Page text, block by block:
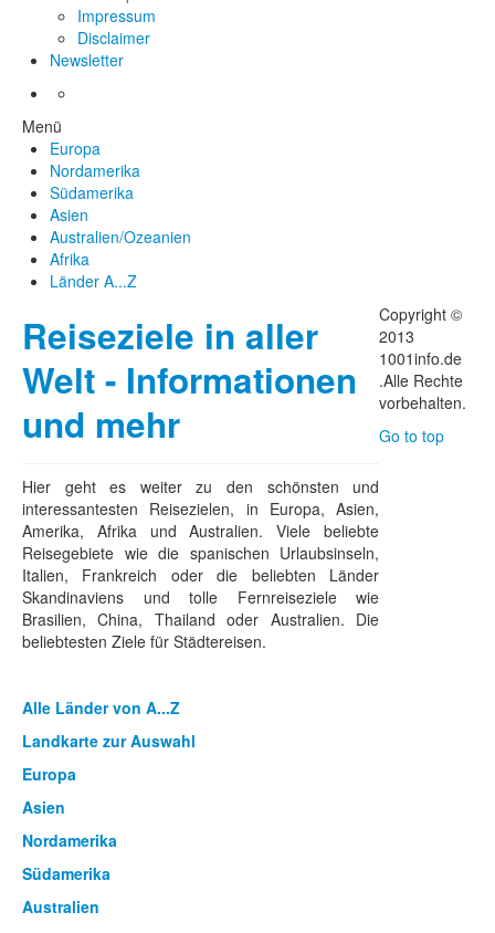
Impressum
Disclaimer
Newsletter
Menü
Europa
Nordamerika
Südamerika
Asien
Australien/Ozeanien
Afrika
Länder A...Z
Reiseziele in aller
Welt - Informationen
und mehr
Hier geht es weiter zu den schönsten und
interessantesten Reisezielen, in Europa, Asien,
Amerika, Afrika und Australien. Viele beliebte
Reisegebiete wie die spanischen Urlaubsinseln,
Italien, Frankreich oder die beliebten Länder
Skandinaviens und tolle Fernreiseziele wie
Brasilien, China, Thailand oder Australien. Die
beliebtesten Ziele für Städtereisen.
Alle Länder von A...Z
Landkarte zur Auswahl
Europa
Asien
Nordamerika
Südamerika
Australien
Copyright ©
2013
1001info.de
.Alle Rechte
vorbehalten.
Go to top